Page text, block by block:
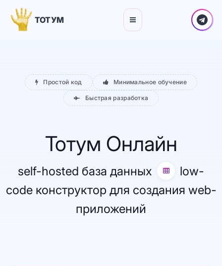
ТОТУМ
Простой код Минимальное обучение
Быстрая разработка
Тотум Онлайн
self-hosted база данных
low-
code конструктор для создания web-
приложений